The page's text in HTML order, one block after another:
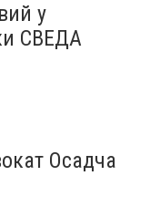
у
СВЕДА
Осадча